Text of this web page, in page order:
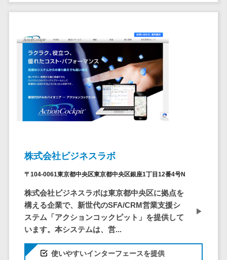
施工管理アプリ>
報告書作成ツール>
フィールド業務支援サービス>
モバイルオーダーシステム>
ホテル管理システム>
人材紹介システム>
人材派遣管理システム>
園務支援システム>
校務支援システム>
Web出願システム>
バーチャル試着システム>
設備監視シス
ID管理システ
ム
システム連携
ツール
（iPaaS）
キッティング
ソーシング
セキュリティ
標的型攻撃メ
ール対策
株式会社ビジネスラボ
〒104-0061東京都中央区東京都中央区銀座1丁目12番4号N
株式会社ビジネスラボは東京都中央区に拠点を
構える企業で、新世代のSFA/CRM営業支援シ
ステム「アクションコックピット」を提供して
います。本システムは、営...
使いやすいインターフェースを提供